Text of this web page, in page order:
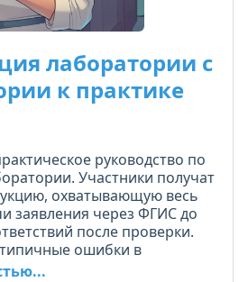
лаборатории с
к практике
руководство по
Участники получат
охватывающую весь
заявления через ФГИС до
после проверки.
ошибки в
объяснены методы